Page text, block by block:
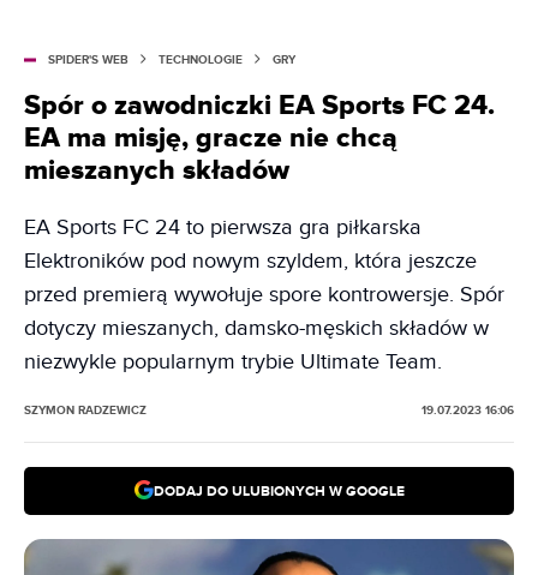
SPIDER'S WEB TECHNOLOGIE GRY
Spór o zawodniczki EA Sports FC 24.
EA ma misję, gracze nie chcą
mieszanych składów
EA Sports FC 24 to pierwsza gra piłkarska
Elektroników pod nowym szyldem, która jeszcze
przed premierą wywołuje spore kontrowersje. Spór
dotyczy mieszanych, damsko-męskich składów w
niezwykle popularnym trybie Ultimate Team.
SZYMON RADZEWICZ 19.07.2023 16:06
DODAJ DO ULUBIONYCH W GOOGLE